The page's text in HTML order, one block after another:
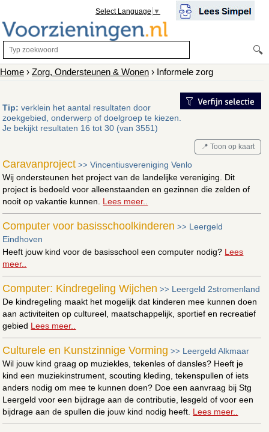
Select Language ▼
🔍
Home › Zorg, Ondersteunen & Wonen › Informele zorg
Tip: verklein het aantal resultaten door
zoekgebied, onderwerp of doelgroep te kiezen.
Je bekijkt resultaten 16 tot 30 (van 3551)
📍 Toon op kaart
Caravanproject >>Vincentiusvereniging Venlo
Wij ondersteunen het project van de landelijke vereniging. Dit
project is bedoeld voor alleenstaanden en gezinnen die zelden of
nooit op vakantie kunnen. Lees meer..
Computer voor basisschoolkinderen >> Leergeld
Eindhoven
Heeft jouw kind voor de basisschool een computer nodig? Lees
meer..
Computer: Kindregeling Wijchen >> Leergeld 2stromenland
De kindregeling maakt het mogelijk dat kinderen mee kunnen doen
aan activiteiten op cultureel, maatschappelijk, sportief en recreatief
gebied Lees meer..
Culturele en Kunstzinnige Vorming >> Leergeld Alkmaar
Wil jouw kind graag op muziekles, tekenles of dansles? Heeft je
kind een muziekinstrument, scouting kleding, tekenspullen of iets
anders nodig om mee te kunnen doen? Doe een aanvraag bij Stg
Leergeld voor een bijdrage aan de contributie, lesgeld of voor een
bijdrage aan de spullen die jouw kind nodig heeft. Lees meer..